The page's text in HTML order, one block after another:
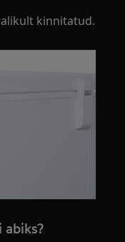
kinnitatud.
abiks?